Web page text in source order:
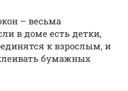
– весьма
в доме есть детки,
к взрослым, и
бумажных